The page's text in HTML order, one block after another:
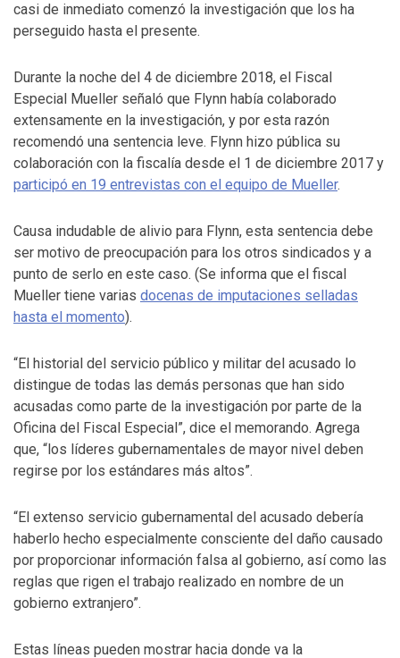
casi de inmediato comenzó la investigación que los ha
perseguido hasta el presente.
Durante la noche del 4 de diciembre 2018, el Fiscal
Especial Mueller señaló que Flynn había colaborado
extensamente en la investigación, y por esta razón
recomendó una sentencia leve. Flynn hizo pública su
colaboración con la fiscalía desde el 1 de diciembre 2017 y
participó en 19 entrevistas con el equipo de Mueller.
Causa indudable de alivio para Flynn, esta sentencia debe
ser motivo de preocupación para los otros sindicados y a
punto de serlo en este caso. (Se informa que el fiscal
Mueller tiene varias docenas de imputaciones selladas
hasta el momento).
“El historial del servicio público y militar del acusado lo
distingue de todas las demás personas que han sido
acusadas como parte de la investigación por parte de la
Oficina del Fiscal Especial”, dice el memorando. Agrega
que, “los líderes gubernamentales de mayor nivel deben
regirse por los estándares más altos”.
“El extenso servicio gubernamental del acusado debería
haberlo hecho especialmente consciente del daño causado
por proporcionar información falsa al gobierno, así como las
reglas que rigen el trabajo realizado en nombre de un
gobierno extranjero”.
Estas líneas pueden mostrar hacia donde va la